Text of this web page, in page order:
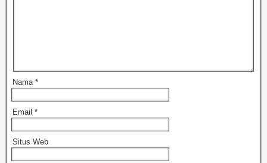
Nama *
Email *
Situs Web